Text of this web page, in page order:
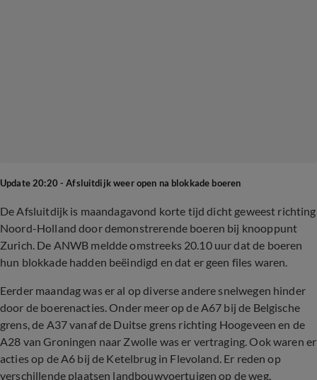
Update 20:20 - Afsluitdijk weer open na blokkade boeren
De Afsluitdijk is maandagavond korte tijd dicht geweest richting
Noord-Holland door demonstrerende boeren bij knooppunt
Zurich. De ANWB meldde omstreeks 20.10 uur dat de boeren
hun blokkade hadden beëindigd en dat er geen files waren.
Eerder maandag was er al op diverse andere snelwegen hinder
door de boerenacties. Onder meer op de A67 bij de Belgische
grens, de A37 vanaf de Duitse grens richting Hoogeveen en de
A28 van Groningen naar Zwolle was er vertraging. Ook waren er
acties op de A6 bij de Ketelbrug in Flevoland. Er reden op
verschillende plaatsen landbouwvoertuigen op de weg.